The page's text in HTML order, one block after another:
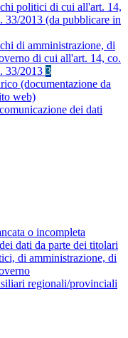
politici di cui all'art. 14,
33/2013 (da pubblicare in
di amministrazione, di
di cui all'art. 14, co.
33/2013 3
(documentazione da
web)
dei dati
o incompleta
dati da parte dei titolari
di amministrazione, di
regionali/provinciali